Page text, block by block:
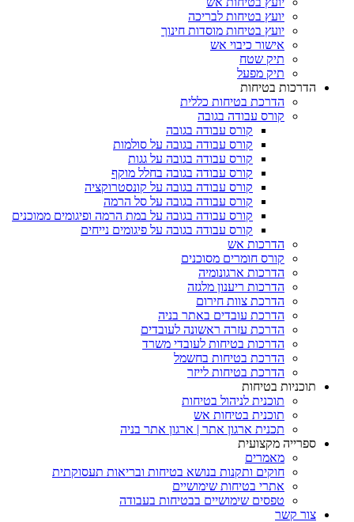
יועץ בטיחות לבריכה
יועץ בטיחות מוסדות חינוך
אישור כיבוי אש
תיק שטח
תיק מפעל
הדרכות בטיחות
הדרכת בטיחות כללית
קורס עבודה בגובה
קורס עבודה בגובה
קורס עבודה בגובה על סולמות
קורס עבודה בגובה על גגות
קורס עבודה בגובה בחלל מוקף
קורס עבודה בגובה על קונסטרוקציה
קורס עבודה בגובה על סל הרמה
קורס עבודה בגובה על במת הרמה ופיגומים ממוכנים
קורס עבודה בגובה על פיגומים נייחים
הדרכות אש
קורס חומרים מסוכנים
הדרכות ארגונומיה
הדרכות ריענון מלגזה
הדרכת צוות חירום
הדרכת עובדים באתר בניה
הדרכת עזרה ראשונה לעובדים
הדרכות בטיחות לעובדי משרד
הדרכת בטיחות בחשמל
הדרכת בטיחות לייזר
תוכניות בטיחות
תוכנית לניהול בטיחות
תוכנית בטיחות אש
תכנית ארגון אתר | ארגון אתר בניה
ספרייה מקצועית
מאמרים
חוקים ותקנות בנושא בטיחות ובריאות תעסוקתית
אתרי בטיחות שימושיים
טפסים שימושיים בבטיחות בעבודה
צור קשר